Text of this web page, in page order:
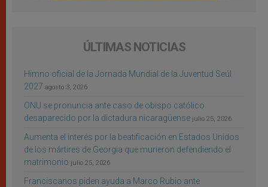
ÚLTIMAS NOTICIAS
Himno oficial de la Jornada Mundial de la Juventud Seúl
2027 agosto 3, 2026
ONU se pronuncia ante caso de obispo católico
desaparecido por la dictadura nicaragüense julio 25, 2026
Aumenta el interés por la beatificación en Estados Unidos
de los mártires de Georgia que murieron defendiendo el
matrimonio julio 25, 2026
Franciscanos piden ayuda a Marco Rubio ante